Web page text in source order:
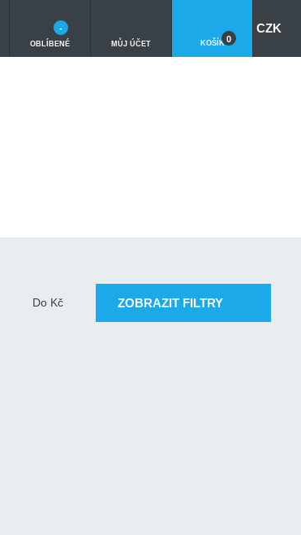
OBLÍBENÉ
-
MŮJ ÚČET KOŠÍK 0
CZK
Do Kč ZOBRAZIT FILTRY